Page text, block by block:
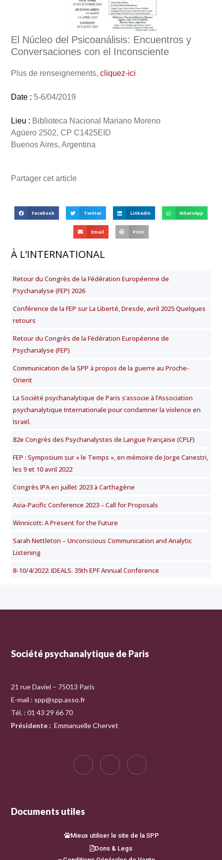
El Núcleo del Psicoanálisis: Encuentros y
Conversaciones con el Inconsciente
Plus de renseignements, cliquez-ici
Date : 5-6/04/2019
Lieu : Biblioteca Nacional Mariano Moreno
Agüero 2502, CP C1425EID
Buenos Aires, Argentina
Partager cet article
Facebook Twitter LinkedIn WhatsApp
Email Print
À L’INTERNATIONAL
Retour du Congrès de la Fédération Européenne de
Psychanalyse (FEP) 2026
Conférence de la FEP sur La Liberté, Dresde, avril 2025 Quelques
retours
Retour du Congrès de la Fédération Européenne de
Psychanalyse (FEP)
Communication de la SPP à propos de la guerre au Proche-
Orient
La Société psychanalytique de Paris s’associe à l’Association
psychanalytique Internationale pour condamner la violence en
Israël.
82e Congrès des Psychanalystes de Langue Française (CPLF)
FEP : Symposium sur « le Temps », en mémoire de Jorge Canestri,
les 9 et 10 avril 2022
Congrès IPA en juillet 2023 à Carthagène
Asia-Pacific Conference 2023 – Call for Proposals
Winnicott: A Present for the Future
Sarah Nettleton – Unconscious Communication and Analytic
Listening
8-10/4/2022: IDEALS. 35th EPF Annual Conference
Société psychanalytique de Paris
21 rue Daviel – 75013 Paris
E-mail : spp@spp.asso.fr
Tél. : 01 43 29 66 70
Présidente : Emmanuelle Chervet
Documents utiles
Mieux utiliser le site de la SPP
Dons & Legs